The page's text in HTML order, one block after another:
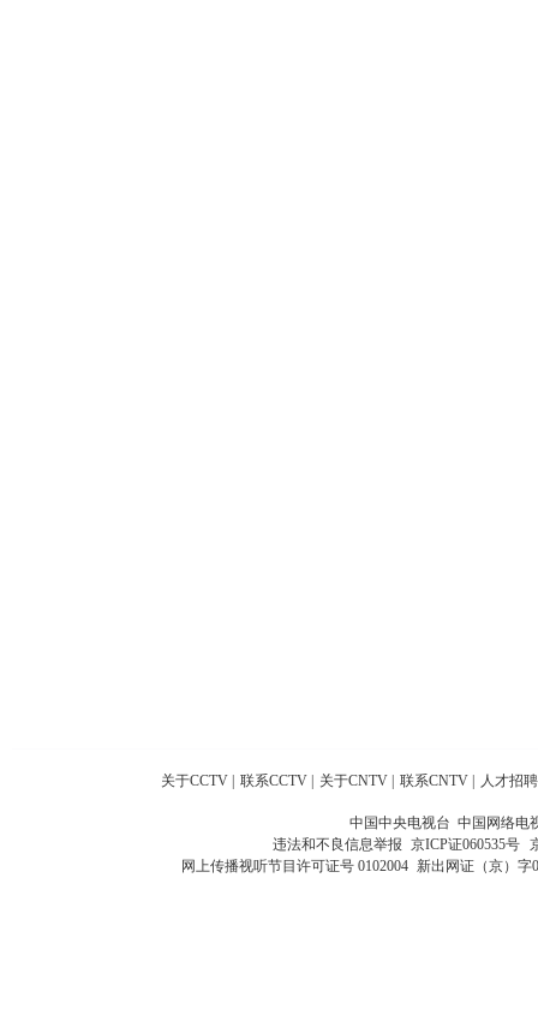
关于CCTV 联系CCTV 关于CNTV 联系CNTV 人才招聘
中国中央电视台 中国网络电
违法和不良信息举报 京ICP证060535号
网上传播视听节目许可证号 0102004 新出网证（京）